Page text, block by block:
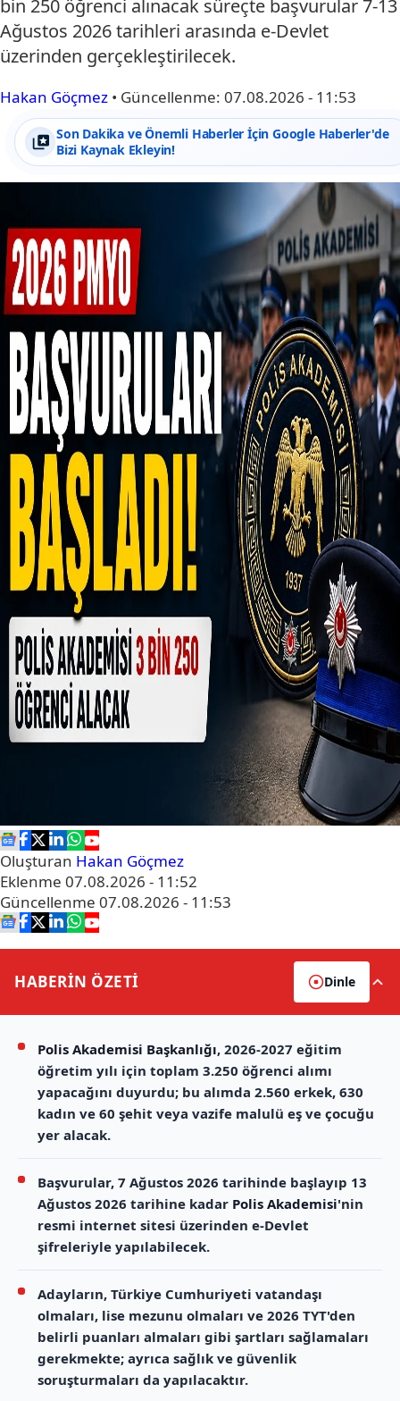
bin 250 öğrenci alınacak süreçte başvurular 7-13
Ağustos 2026 tarihleri arasında e-Devlet
üzerinden gerçekleştirilecek.
Hakan Göçmez • Güncellenme: 07.08.2026 - 11:53
Son Dakika ve Önemli Haberler İçin Google Haberler'de
Bizi Kaynak Ekleyin!
Oluşturan Hakan Göçmez
Eklenme 07.08.2026 - 11:52
Güncellenme 07.08.2026 - 11:53
HABERİN ÖZETİ Dinle
Polis Akademisi Başkanlığı, 2026-2027 eğitim
öğretim yılı için toplam 3.250 öğrenci alımı
yapacağını duyurdu; bu alımda 2.560 erkek, 630
kadın ve 60 şehit veya vazife malulü eş ve çocuğu
yer alacak.
Başvurular, 7 Ağustos 2026 tarihinde başlayıp 13
Ağustos 2026 tarihine kadar Polis Akademisi'nin
resmi internet sitesi üzerinden e-Devlet
şifreleriyle yapılabilecek.
Adayların, Türkiye Cumhuriyeti vatandaşı
olmaları, lise mezunu olmaları ve 2026 TYT'den
belirli puanları almaları gibi şartları sağlamaları
gerekmekte; ayrıca sağlık ve güvenlik
soruşturmaları da yapılacaktır.